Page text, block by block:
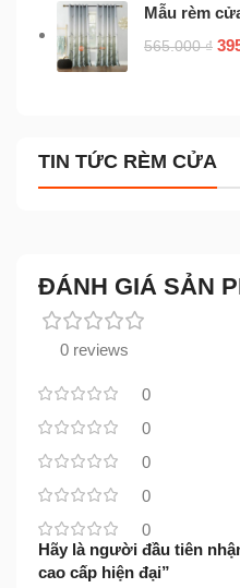
Mẫu rèm
565.000₫
TIN TỨC RÈM CỬA
ĐÁNH GIÁ SẢN
0 reviews
0
0
0
0
0
Hãy là người đầu tiên
cao cấp hiện đại”